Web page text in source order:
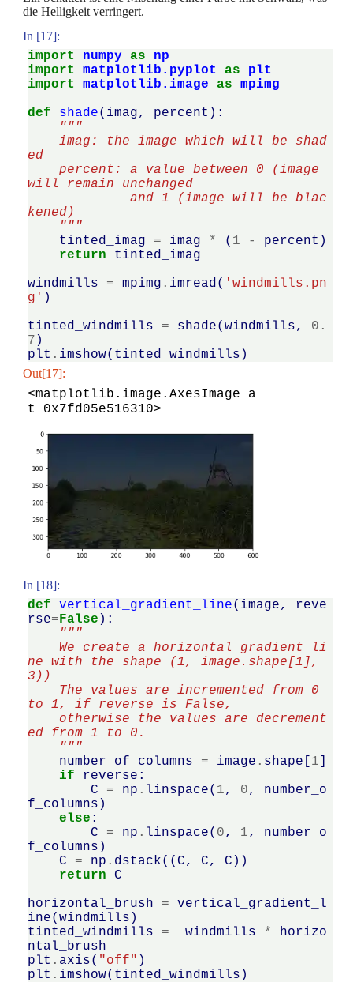
die Helligkeit verringert.
In [17]:
import numpy as
np
import
matplotlib.pyplot as
plt
import
matplotlib.image as
mpimg
def
shade( imag, percent ):
"""
    imag: the image which will be shad
ed
    percent: a value between 0 (image
will remain unchanged
             and 1 (image will be blac
kened)
    """
tinted_imag
= imag * ( 1 - percent )
return
tinted_imag
windmills
= mpimg . imread( 'windmills.pn
g' )
tinted_windmills
= shade(windmills,
0.
7 )
plt . imshow( tinted_windmills )
Out[17]:
<matplotlib.image.AxesImage a
t 0x7fd05e516310>
In [18]:
def vertical_gradient_line( image,
reve
rse=False ):
"""
    We create a horizontal gradient li
ne with the shape (1, image.shape[1],
3))
to 1, if reverse is False,
ed from 1 to 0.
    """
number_of_columns
= image . shape 1
if
reverse :
C
= np . linspace( 1, 0,
number_o
f_columns )
else :
C
= np . linspace( 0, 1,
number_o
f_columns )
C
= np . dstack(( C, C, C ))
return
C
horizontal_brush
=
vertical_gradient_l
ine(windmills )
tinted_windmills
= windmills *
horizo
ntal_brush
plt . axis( "off" )
plt . imshow( tinted_windmills )